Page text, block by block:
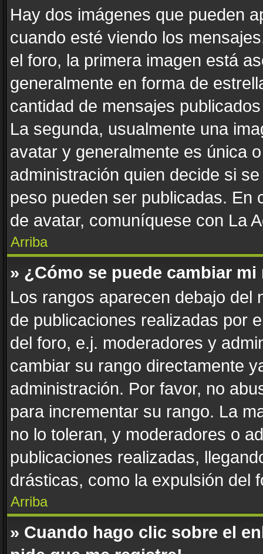
Hay dos imágenes que pueden
cuando esté viendo los
el foro, la primera imagen está
generalmente en forma de
cantidad de mensajes
La segunda, usualmente una
avatar y generalmente es única
administración quien decide si
peso pueden ser publicadas. En
de avatar, comuníquese con La
Arriba
» ¿Cómo se puede cambiar mi
Los rangos aparecen debajo del
de publicaciones realizadas por
del foro, e.j. moderadores y
cambiar su rango directamente
administración. Por favor, no
para incrementar su rango. La
no lo toleran, y moderadores o
publicaciones realizadas,
drásticas, como la expulsión del
Arriba
» Cuando hago clic sobre el